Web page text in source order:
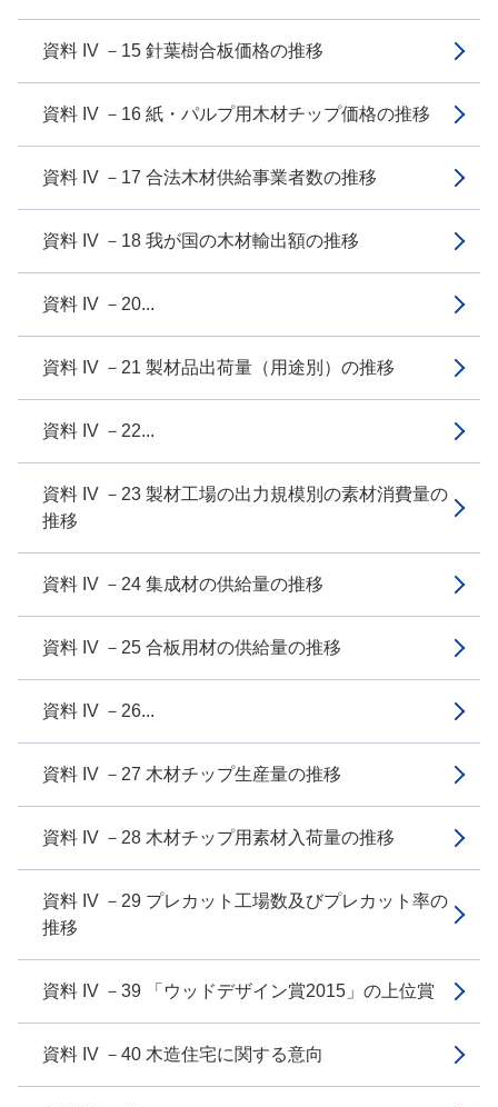
資料 IV －15 針葉樹合板価格の推移
資料 IV －16 紙・パルプ用木材チップ価格の推移
資料 IV －17 合法木材供給事業者数の推移
資料 IV －18 我が国の木材輸出額の推移
資料 IV －20...
資料 IV －21 製材品出荷量（用途別）の推移
資料 IV －22...
資料 IV －23 製材工場の出力規模別の素材消費量の
推移
資料 IV －24 集成材の供給量の推移
資料 IV －25 合板用材の供給量の推移
資料 IV －26...
資料 IV －27 木材チップ生産量の推移
資料 IV －28 木材チップ用素材入荷量の推移
資料 IV －29 プレカット工場数及びプレカット率の
推移
資料 IV －39 「ウッドデザイン賞2015」の上位賞
資料 IV －40 木造住宅に関する意向